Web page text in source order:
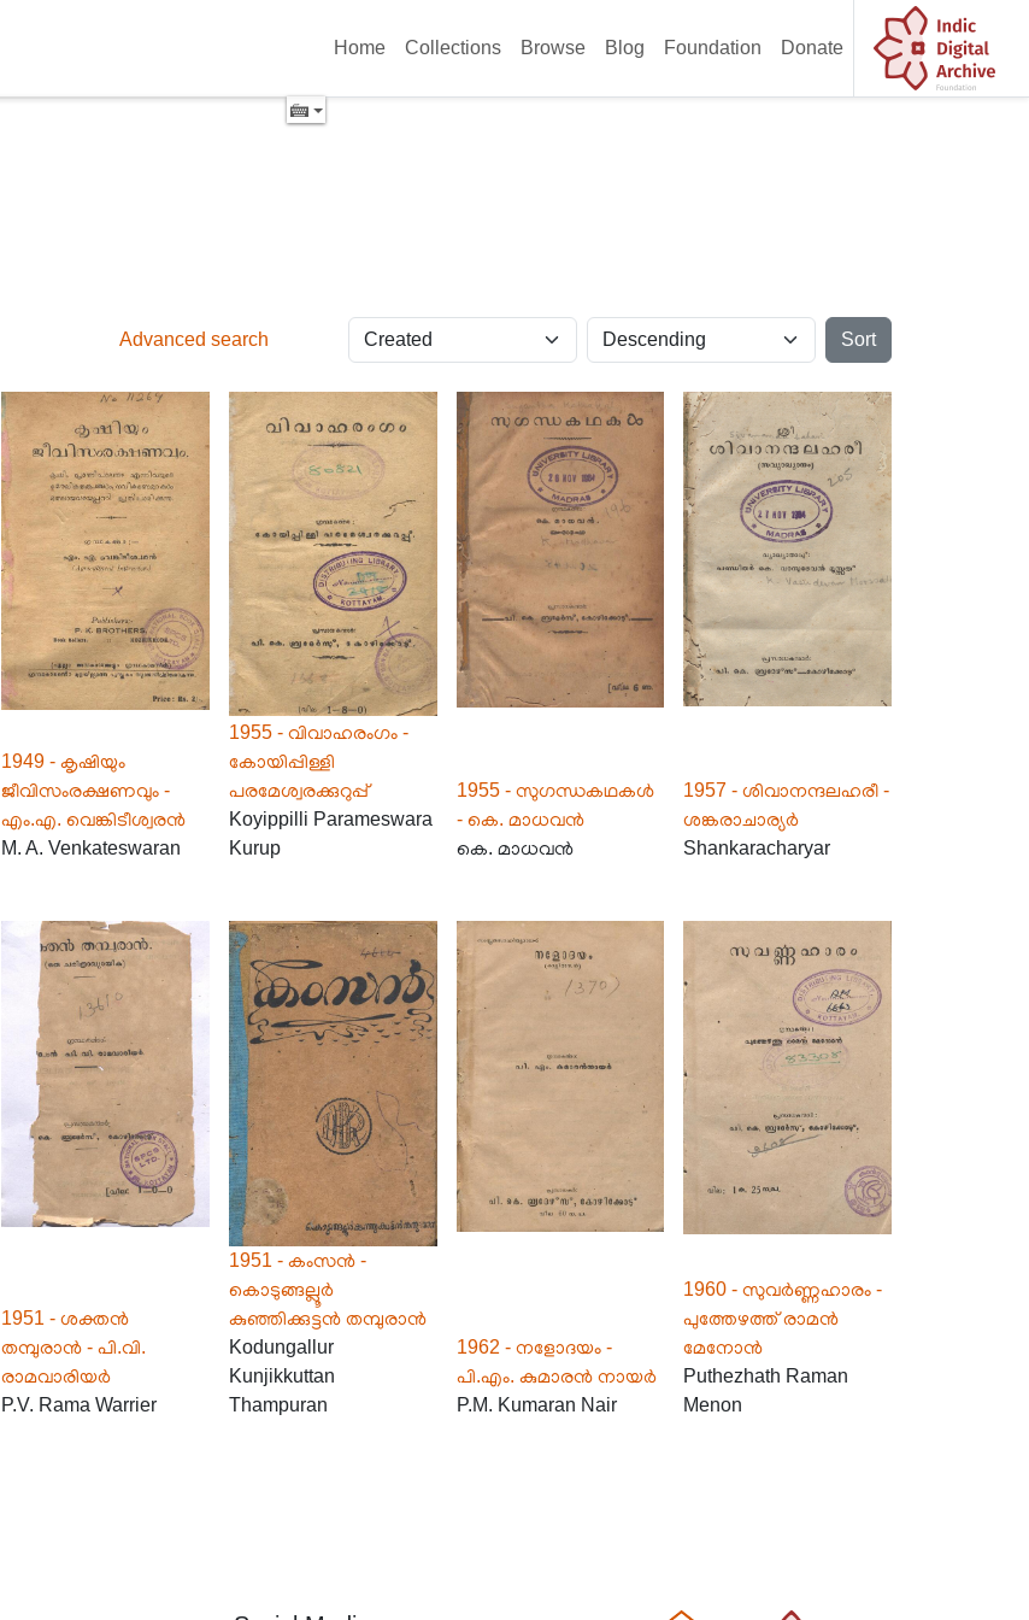
Home Collections Browse Blog Foundation Donate
Advanced search Sort
1949 - കൃഷിയും
ജീവിസംരക്ഷണവും -
എം.എ. വെങ്കിടീശ്വരൻ
M. A. Venkateswaran
1955 - വിവാഹരംഗം -
കോയിപ്പിള്ളി
പരമേശ്വരക്കുറുപ്പ്
Koyippilli Parameswara
Kurup
1955 - സുഗന്ധകഥകൾ
- കെ. മാധവൻ
കെ. മാധവൻ
1957 - ശിവാനന്ദലഹരീ -
ശങ്കരാചാര്യർ
Shankaracharyar
1951 - ശക്തൻ
തമ്പുരാൻ - പി.വി.
രാമവാരിയർ
P.V. Rama Warrier
1951 - കംസൻ -
കൊടുങ്ങല്ലൂർ
കുഞ്ഞിക്കുട്ടൻ തമ്പുരാൻ
Kodungallur
Kunjikkuttan
Thampuran
1962 - നളോദയം -
പി.എം. കുമാരൻ നായർ
P.M. Kumaran Nair
1960 - സുവർണ്ണഹാരം -
പുത്തേഴത്ത് രാമൻ
മേനോൻ
Puthezhath Raman
Menon